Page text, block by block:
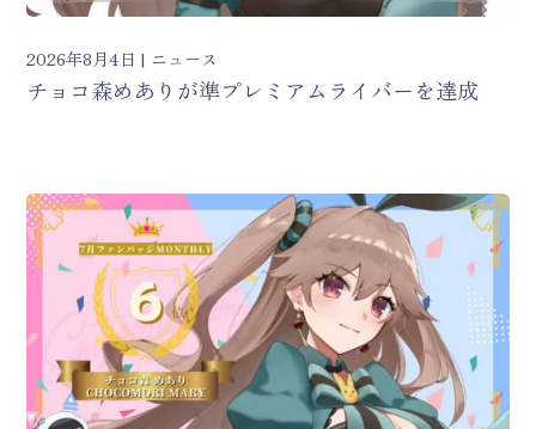
2026年8月4日 ニュース
チョコ森めありが準プレミアムライバーを達成